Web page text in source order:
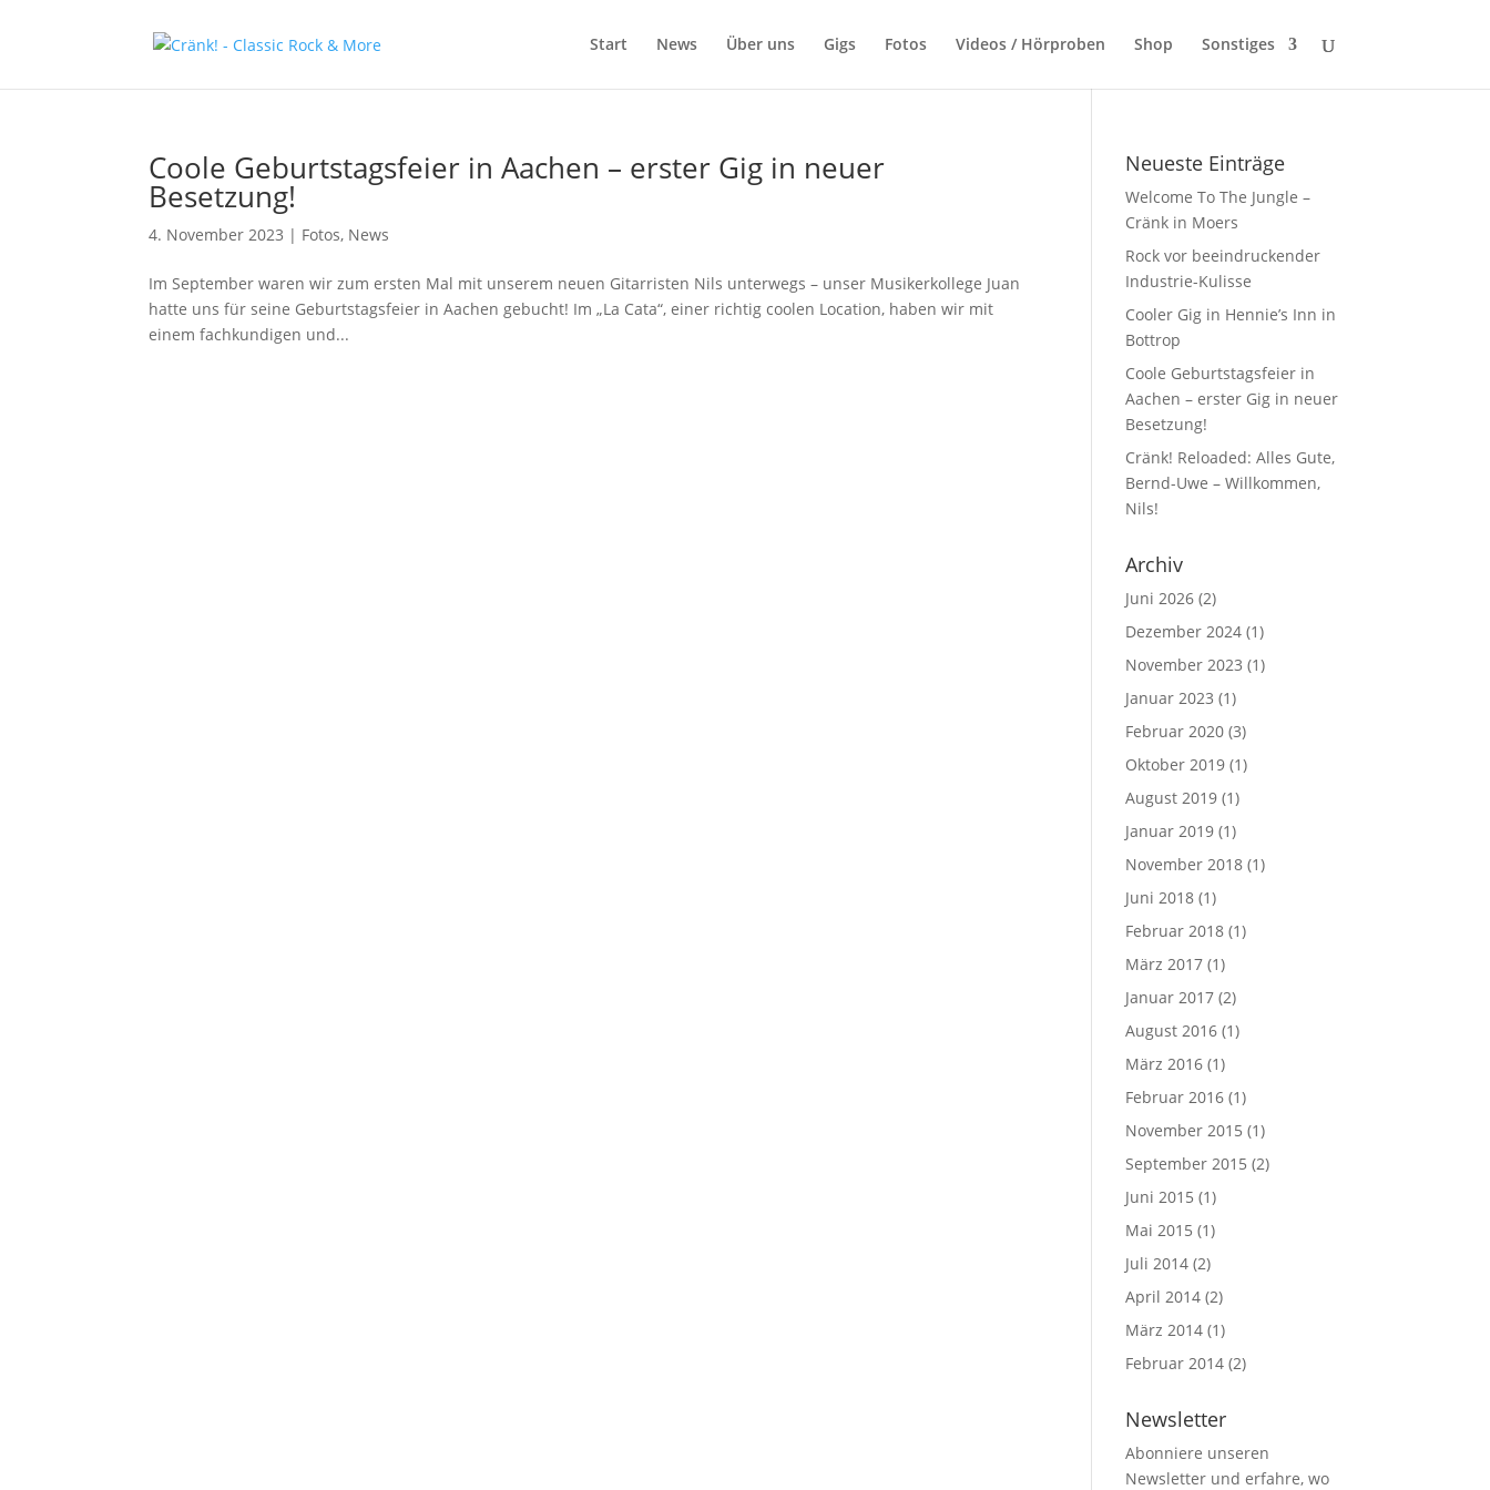
Start News Über uns Gigs Fotos Videos / Hörproben Shop Sonstiges
Coole Geburtstagsfeier in Aachen – erster Gig in neuer
Besetzung!
4. November 2023 | Fotos, News
Im September waren wir zum ersten Mal mit unserem neuen Gitarristen Nils unterwegs – unser Musikerkollege Juan
hatte uns für seine Geburtstagsfeier in Aachen gebucht! Im „La Cata“, einer richtig coolen Location, haben wir mit
einem fachkundigen und...
Neueste Einträge
Welcome To The Jungle –
Cränk in Moers
Rock vor beeindruckender
Industrie-Kulisse
Cooler Gig in Hennie’s Inn in
Bottrop
Coole Geburtstagsfeier in
Aachen – erster Gig in neuer
Besetzung!
Cränk! Reloaded: Alles Gute,
Bernd-Uwe – Willkommen,
Nils!
Archiv
Juni 2026 (2)
Dezember 2024 (1)
November 2023 (1)
Januar 2023 (1)
Februar 2020 (3)
Oktober 2019 (1)
August 2019 (1)
Januar 2019 (1)
November 2018 (1)
Juni 2018 (1)
Februar 2018 (1)
März 2017 (1)
Januar 2017 (2)
August 2016 (1)
März 2016 (1)
Februar 2016 (1)
November 2015 (1)
September 2015 (2)
Juni 2015 (1)
Mai 2015 (1)
Juli 2014 (2)
April 2014 (2)
März 2014 (1)
Februar 2014 (2)
Newsletter
Abonniere unseren
Newsletter und erfahre, wo